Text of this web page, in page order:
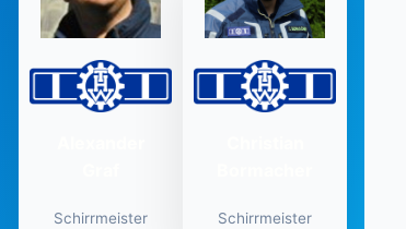
Schirrmeister Schirrmeister